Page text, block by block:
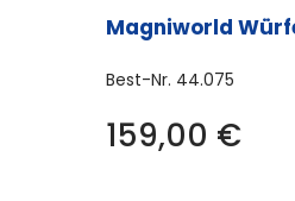
Magniworld
Best-Nr. 44.075
159,00 €